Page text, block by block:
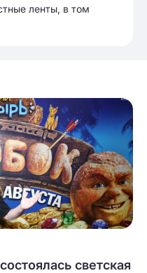
ленты, в том
светская